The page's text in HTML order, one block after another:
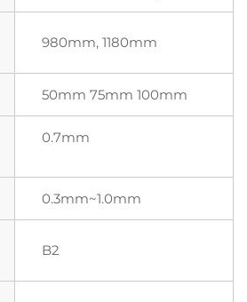
980mm, 1180mm
50mm 75mm 100mm
0.7mm
0.3mm~1.0mm
B2